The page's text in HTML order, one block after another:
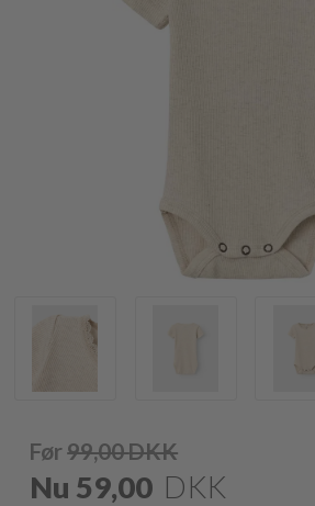
Før99,00DKK
Nu 59,00 DKK